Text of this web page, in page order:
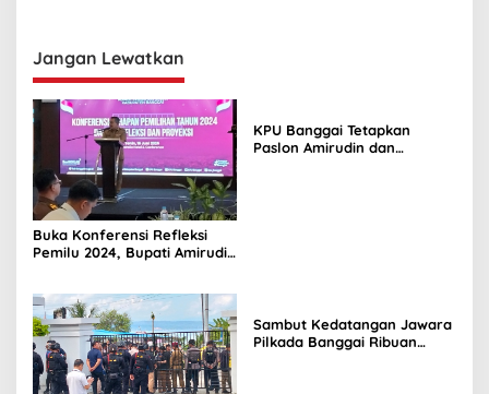
Jangan Lewatkan
Buka Konferensi Refleksi
Pemilu 2024, Bupati Amirudin
KPU Banggai Tetapkan
Paslon Amirudin dan
Sambut Kedatangan Jawara
Pilkada Banggai Ribuan